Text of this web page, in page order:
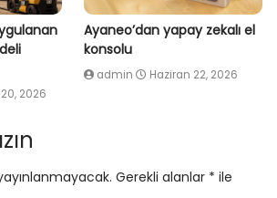
2026
Ayaneo’dan yapay zekalı el
konsolu
admin Haziran 22, 2026
Gerekli alanlar * ile